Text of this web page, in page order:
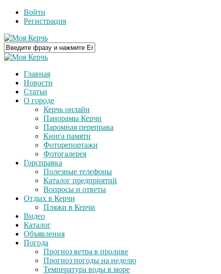
Войти
Регистрация
Главная
Новости
Статьи
О городе
Керчь онлайн
Панорамы Керчи
Паромная переправа
Книга памяти
Фоторепортажи
Фотогалерея
Горсправка
Полезные телефоны
Каталог предприятий
Вопросы и ответы
Отдых в Керчи
Пляжи в Керчи
Видео
Каталог
Объявления
Погода
Прогноз ветра в проливе
Прогноз погоды на неделю
Температура воды в море